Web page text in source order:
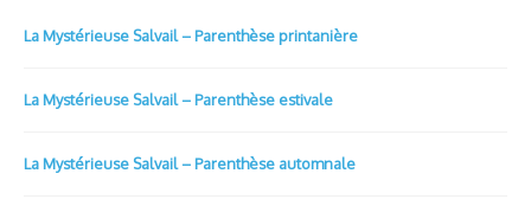
La Mystérieuse Salvail – Parenthèse printanière
La Mystérieuse Salvail – Parenthèse estivale
La Mystérieuse Salvail – Parenthèse automnale